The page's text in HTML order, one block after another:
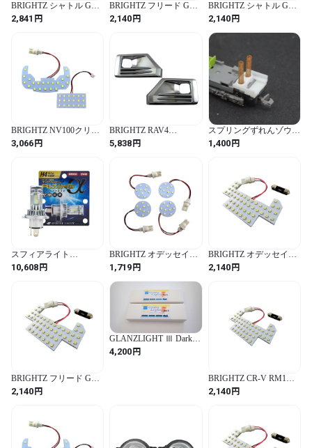
BRIGHTZ シャトル GK8
GK9 GP7 GP8 LEDルー
ムランプ 2PC 【 ROOM-
P7 P8 7 8 9 シヤトル
28132
2,841 円
BRIGHTZ フリード GB5
GB6 LEDルームランプ
1PC 【 ROOM-LAMP-
2,140円
BRIGHTZ シャトル GK8
GK9 GP7 GP8 LEDルー
ムランプ 1PC 【 ROOM-
LAMP-010-1PC 】 マッ
P7 P8 7 8 9 シヤトル
28078
2,140円
BRIGHTZ NV100クリッ
パーリオ DR64W LEDル
ームランプ 2PC 【
DR64 DR R64 64 NV100
NV V100 100 クリッパー
リオ クリッパー リオ
3,066円
BRIGHTZ RAV4
MXAA54 メッキフォグ
ライトカバー 【 FOG－
MXAA A54 50 ラブ ラヴ
ラブ4 ラヴ4 ラブフォー
ラヴフォー Adventure ア
ドベンチャー
5,838円
スプリングずれんゾウ
シート付（基本6両セッ
ト）GM車両向け室内灯
1,400円
スフィアライト
(Spherelight) スフィア
LED ライジングα 2輪用
10,608円
BRIGHTZ オデッセイ
RC1 RC2 LEDルームラン
プ 4PC 【 ROOM－
LAMP－034－4PC 】 RC
C1 C2 1 2 オデッセー
37938
1,719円
BRIGHTZ オデッセイ
RB3 RB4 LEDルームラン
プ 1PC 【 ROOM-LAMP-
2,140円
BRIGHTZ フリード GB3
GB4 LEDルームランプ
1PC 【 ROOM-LAMP-
2,140円
GLANZLIGHT Ⅲ Dark
グランライト Ⅲ(ダーク)
室内灯 10両入り
4,200円
BRIGHTZ CR-V RM1
RM4 LEDルームランプ
1PC 【 ROOM-LAMP-
2,140円